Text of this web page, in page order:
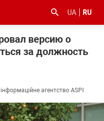
UA RU
версию о
за должность
агентство ASPI
#коронавірус